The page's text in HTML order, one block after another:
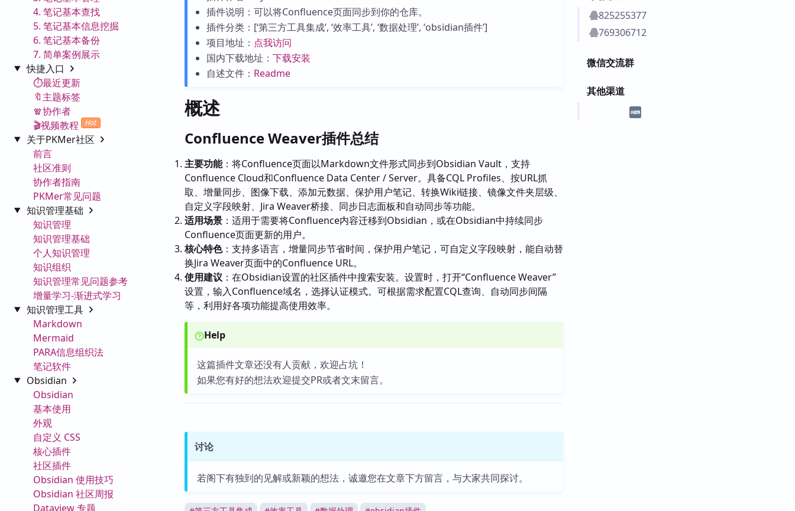
4. 笔记基本查找
5. 笔记基本信息挖掘
6. 笔记基本备份
7. 简单案例展示
快捷入口
⏱️最近更新
🔖主题标签
🧣协作者
🎬视频教程
Hot
关于PKMer社区
前言
社区准则
协作者指南
PKMer常见问题
知识管理基础
知识管理
知识管理基础
个人知识管理
知识组织
知识管理常见问题参考
增量学习-渐进式学习
知识管理工具
Markdown
Mermaid
PARA信息组织法
笔记软件
Obsidian
Obsidian
基本使用
外观
自定义 CSS
核心插件
社区插件
Obsidian 使用技巧
Obsidian 社区周报
Dataview 专题
825255377
769306712
微信交流群
其他渠道
插件说明：可以将Confluence页面同步到你的仓库。
插件分类：[‘第三方工具集成’, ‘效率工具’, ‘数据处理’, ‘obsidian插件’]
项目地址： 点我访问
国内下载地址： 下载安装
自述文件： Readme
概述
Confluence Weaver插件总结
主要功能：将Confluence页面以Markdown文件形式同步到Obsidian Vault，支持
Confluence Cloud和Confluence Data Center / Server。具备CQL Profiles、按URL抓
取、增量同步、图像下载、添加元数据、保护用户笔记、转换Wiki链接、镜像文件夹层级、
自定义字段映射、Jira Weaver桥接、同步日志面板和自动同步等功能。
适用场景 ：适用于需要将Confluence内容迁移到Obsidian，或在Obsidian中持续同步
Confluence页面更新的用户。
核心特色：支持多语言，增量同步节省时间，保护用户笔记，可自定义字段映射，能自动替
换Jira Weaver页面中的Confluence URL。
使用建议 ：在Obsidian设置的社区插件中搜索安装。设置时，打开“Confluence Weaver”
设置，输入Confluence域名，选择认证模式。可根据需求配置CQL查询、自动同步间隔
等，利用好各项功能提高使用效率。
Help
这篇插件文章还没有人贡献，欢迎占坑！
如果您有好的想法欢迎提交PR或者文末留言。
讨论
若阁下有独到的见解或新颖的想法，诚邀您在文章下方留言，与大家共同探讨。